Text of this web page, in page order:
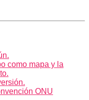
como mapa y la
ONU